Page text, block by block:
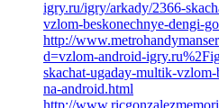
igry.ru/igry/arkady/2366-
vzlom-beskonechnye-dengi-
http://
d=vzlom-android-
skachat-ugaday-multik-
na-android.html
http://